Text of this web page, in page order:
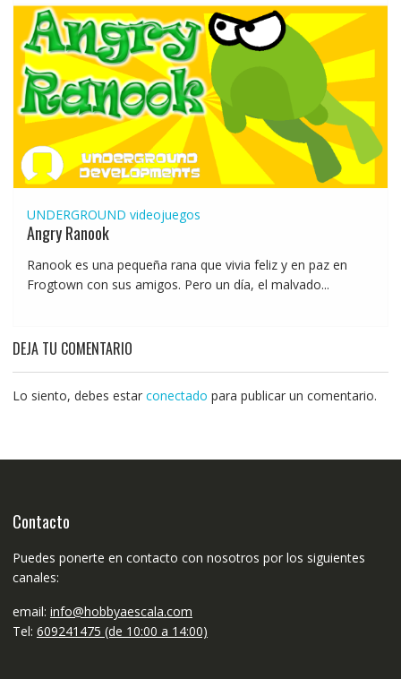
UNDERGROUND videojuegos
Angry Ranook
Ranook es una pequeña rana que vivia feliz y en paz en
Frogtown con sus amigos. Pero un día, el malvado...
DEJA TU COMENTARIO
Lo siento, debes estar conectado para publicar un comentario.
Contacto
Puedes ponerte en contacto con nosotros por los siguientes
canales:
email: info@hobbyaescala.com
Tel: 609241475 (de 10:00 a 14:00)